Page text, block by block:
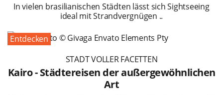
In vielen brasilianischen Städten lässt sich Sightseeing
ideal mit Strandvergnügen ..
Entdecken
STADT VOLLER FACETTEN
Kairo - Städtereisen der außergewöhnlichen
Art